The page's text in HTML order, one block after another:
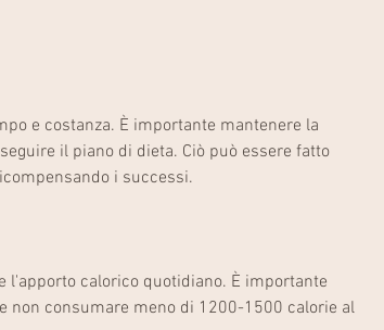
e costanza. È importante mantenere la
il piano di dieta. Ciò può essere fatto
i successi.
l'apporto calorico quotidiano. È importante
non consumare meno di 1200-1500 calorie al